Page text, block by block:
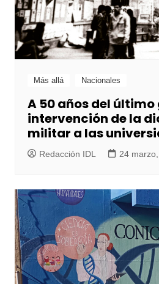
Más allá Nacionales
A 50 años del último
intervención de la
militar a las
Redacción IDL 24